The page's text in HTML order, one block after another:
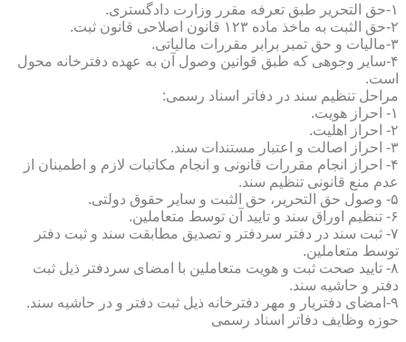
۱-حق التحریر طبق تعرفه مقرر وزارت دادگستری.
۲-حق الثبت به ماخذ ماده ۱۲۳ قانون اصلاحی قانون ثبت.
۳-مالیات و حق تمبر برابر مقررات مالیاتی.
۴-سایر وجوهی که طبق قوانین وصول آن به عهده دفترخانه محول
است.
مراحل تنظیم سند در دفاتر اسناد رسمی:
۱- احراز هویت.
۲- احراز اهلیت.
۳- احراز اصالت و اعتبار مستندات سند.
۴- احراز انجام مقررات قانونی و انجام مکاتبات لازم و اطمینان از
عدم منع قانونی تنظیم سند.
۵- وصول حق التحریر، حق الثبت و سایر حقوق دولتی.
۶- تنظیم اوراق سند و تایید آن توسط متعاملین.
۷- ثبت سند در دفتر سردفتر و تصدیق مطابقت سند و ثبت دفتر
توسط متعاملین.
۸- تایید صحت ثبت و هویت متعاملین با امضای سردفتر ذیل ثبت
دفتر و حاشیه سند.
۹-امضای دفتریار و مهر دفترخانه ذیل ثبت دفتر و در حاشیه سند.
حوزه وظایف دفاتر اسناد رسمی